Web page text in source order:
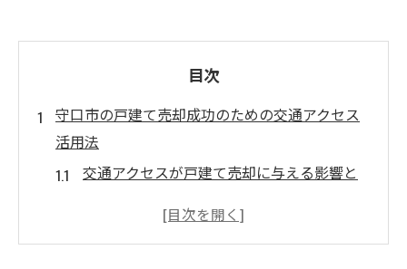
目次
守口市の戸建て売却成功のための交通アクセス
活用法
交通アクセスが戸建て売却に与える影響と
大阪市内へのアクセスを活かした売却戦略